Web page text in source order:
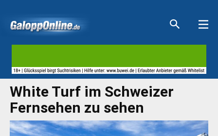
White Turf im Schweizer
Fernsehen zu sehen